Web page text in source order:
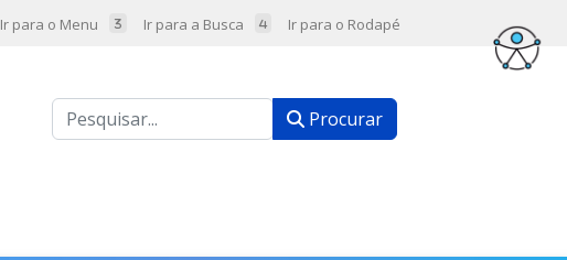
Ir para o Menu Ir para a Busca Ir para o Rodapé
Procurar Procurar